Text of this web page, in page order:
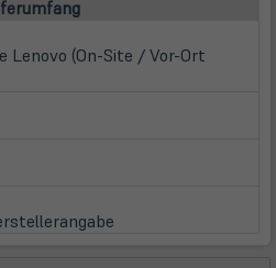
Lenovo (On-Site / Vor-Ort